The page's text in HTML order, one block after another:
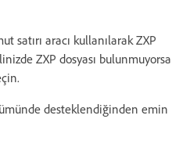
satırı aracı kullanılarak ZXP
ZXP dosyası bulunmuyorsa
desteklendiğinden emin